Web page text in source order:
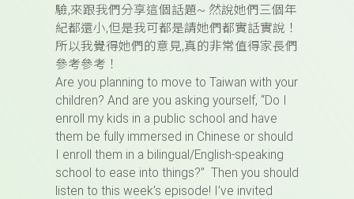
驗,來跟我們分享這個話題~ 然說她們三個年
紀都還小,但是我可都是請她們都實話實說！
所以我覺得她們的意見,真的非常值得家長們
參考參考！
Are you planning to move to Taiwan with your
children? And are you asking yourself, “Do I
enroll my kids in a public school and have
them be fully immersed in Chinese or should
I enroll them in a bilingual/English-speaking
school to ease into things?” Then you should
listen to this week’s episode! I’ve invited